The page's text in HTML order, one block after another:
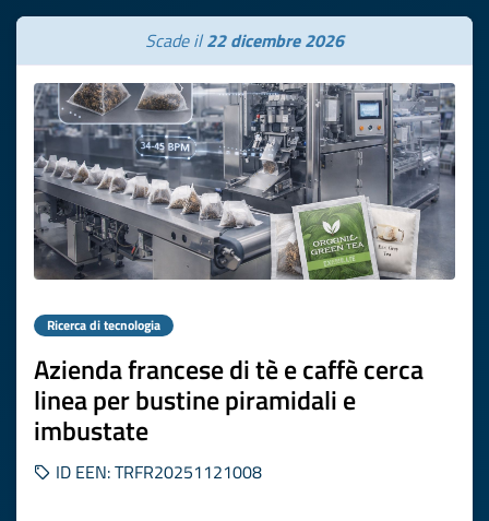
Scade il22 dicembre 2026
Ricerca di tecnologia
Azienda francese di tè e caffè cerca
linea per bustine piramidali e
imbustate
ID EEN: TRFR20251121008